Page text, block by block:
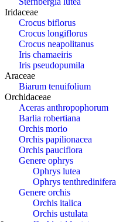
Iridaceae
Crocus biflorus
Crocus longiflorus
Crocus neapolitanus
Iris chamaeiris
Iris pseudopumila
Araceae
Biarum tenuifolium
Orchidaceae
Aceras anthropophorum
Barlia robertiana
Orchis morio
Orchis papilionacea
Orchis pauciflora
Genere ophrys
Ophrys lutea
Ophrys tenthredinifera
Genere orchis
Orchis italica
Orchis ustulata